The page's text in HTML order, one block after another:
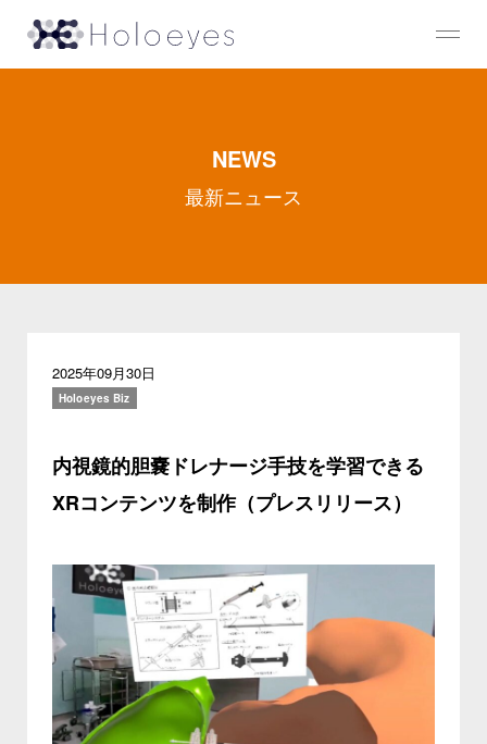
NEWS
最新ニュース
2025年09月30日
Holoeyes Biz
内視鏡的胆嚢ドレナージ手技を学習できる
XRコンテンツを制作（プレスリリース）